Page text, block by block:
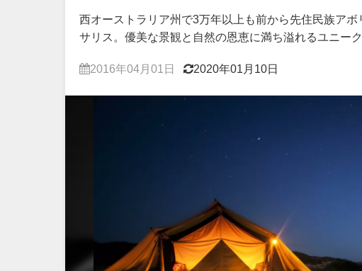
西オーストラリア州で3万年以上も前から先住民族ア
サリス。優美な景観と自然の恩恵に満ち溢れるユニー
2016年04月01日 2020年01月10日